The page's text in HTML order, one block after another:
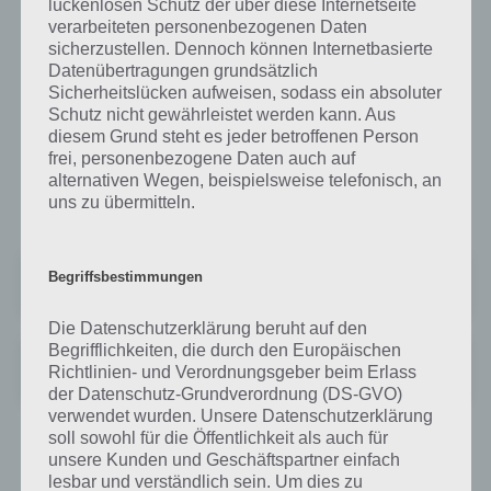
mal kurz anzuspielen.
Nur die Vollversion ist hierbei mit allen 33 Level ausgestattet und ist
zudem werbefrei. Wir raten daher gleich nach wenigen Leveln sich
dafür zu entscheiden, ob man sich Shiny The Firefly kaufen will. Wir
können die Spiele App sehr empfehlen und eignet sich besonders für
Kinder allen Alters. Nachfolgend der Link zum Kauf bzw. Download
von Shiny The Firefly. Wir haben dabei dei Google Play STore Links
zur Free und zur Vollversion von Shiny The Firefly:
Shiny The Firefly FREE
Shiny The Firefly
Preis: 0,99 €
Shiny The Firefly für iPhone, iPad und
lückenlosen Schutz der über diese Internetseite
verarbeiteten personenbezogenen Daten
sicherzustellen. Dennoch können Internetbasierte
Datenübertragungen grundsätzlich
Sicherheitslücken aufweisen, sodass ein absoluter
Schutz nicht gewährleistet werden kann. Aus
diesem Grund steht es jeder betroffenen Person
frei, personenbezogene Daten auch auf
alternativen Wegen, beispielsweise telefonisch, an
uns zu übermitteln.
Begriffsbestimmungen
Die Datenschutzerklärung beruht auf den
Begrifflichkeiten, die durch den Europäischen
Richtlinien- und Verordnungsgeber beim Erlass
der Datenschutz-Grundverordnung (DS-GVO)
verwendet wurden. Unsere Datenschutzerklärung
soll sowohl für die Öffentlichkeit als auch für
unsere Kunden und Geschäftspartner einfach
lesbar und verständlich sein. Um dies zu